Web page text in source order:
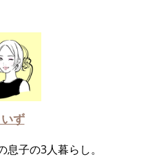
ず
子の3人暮らし。